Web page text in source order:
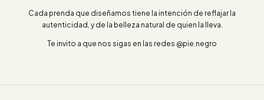
Cada prenda que diseñamos tiene la intención de reflajar la
autenticidad, y de la belleza natural de quien la lleva.
Te invito a que nos sigas en las redes @pie.negro